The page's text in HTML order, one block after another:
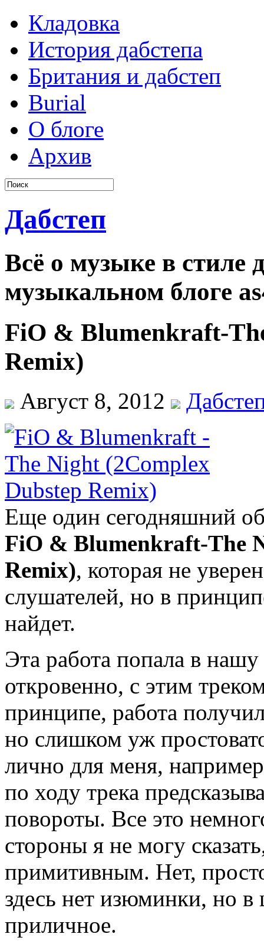
Кладовка
История дабстепа
Британия и дабстеп
Burial
О блоге
Архив
Дабстеп
Всё о музыке в стиле
музыкальном блоге
FiO & Blumenkraft-
Remix)
Август 8, 2012
Еще один сегодняшний
FiO & Blumenkraft-The
Remix), которая не
слушателей, но в
найдет.
Эта работа попала в
откровенно, с этим
принципе, работа
но слишком уж
лично для меня,
по ходу трека
повороты. Все это
стороны я не могу
примитивным. Нет,
здесь нет изюминки, но в
приличное.